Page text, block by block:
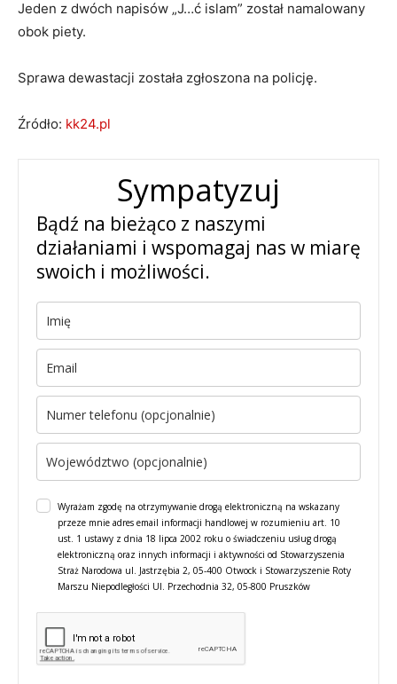
Jeden z dwóch napisów „J…ć islam” został namalowany
obok piety.
Sprawa dewastacji została zgłoszona na policję.
Źródło: kk24.pl
Sympatyzuj
Bądź na bieżąco z naszymi
działaniami i wspomagaj nas w miarę
swoich i możliwości.
Wyrażam zgodę na otrzymywanie drogą elektroniczną na wskazany
przeze mnie adres email informacji handlowej w rozumieniu art. 10
ust. 1 ustawy z dnia 18 lipca 2002 roku o świadczeniu usług drogą
elektroniczną oraz innych informacji i aktywności od Stowarzyszenia
Straż Narodowa ul. Jastrzębia 2, 05-400 Otwock i Stowarzyszenie Roty
Marszu Niepodległości Ul. Przechodnia 32, 05-800 Pruszków